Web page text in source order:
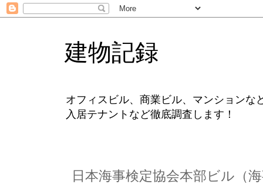
建物記録
オフィスビル、商業ビル、マンションな
入居テナントなど徹底調査します！
日本海事検定協会本部ビル（